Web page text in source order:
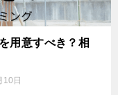
用意すべき？相
10日